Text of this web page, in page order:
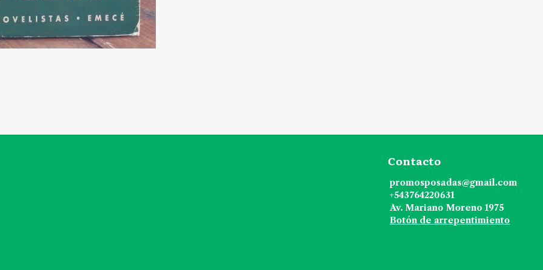
Contacto
promosposadas@gmail.com
+543764220631
Av. Mariano Moreno 1975
Botón de arrepentimiento